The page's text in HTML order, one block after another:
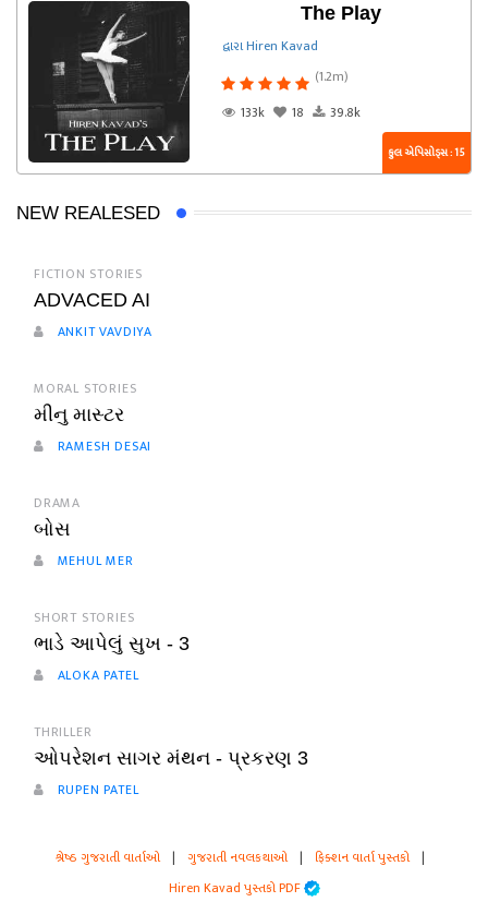
The Play
દ્વારા Hiren Kavad
(1.2m)
133k
18 39.8k
કુલ એપિસોડ્સ : 15
NEW REALESED
FICTION STORIES
ADVACED AI
ANKIT VAVDIYA
MORAL STORIES
મીનુ માસ્ટર
RAMESH DESAI
DRAMA
બોસ
MEHUL MER
SHORT STORIES
ભાડે આપેલું સુખ - 3
ALOKA PATEL
THRILLER
ઓપરેશન સાગર મંથન - પ્રકરણ 3
RUPEN PATEL
શ્રેષ્ઠ ગુજરાતી વાર્તાઓ | ગુજરાતી નવલકથાઓ | ફિક્શન વાર્તા પુસ્તકો |
Hiren Kavad પુસ્તકો PDF